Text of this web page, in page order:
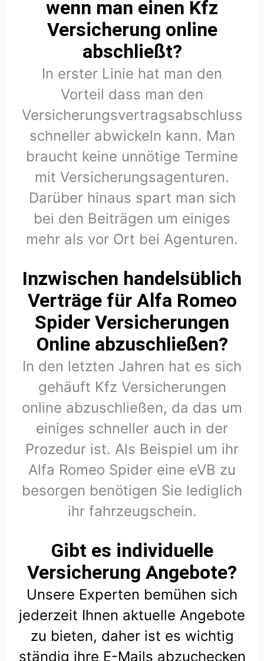
wenn man einen Kfz
Versicherung online
abschließt?
In erster Linie hat man den
Vorteil dass man den
Versicherungsvertragsabschluss
schneller abwickeln kann. Man
braucht keine unnötige Termine
mit Versicherungsagenturen.
Darüber hinaus spart man sich
bei den Beiträgen um einiges
mehr als vor Ort bei Agenturen.
Inzwischen handelsüblich
Verträge für Alfa Romeo
Spider Versicherungen
Online abzuschließen?
In den letzten Jahren hat es sich
gehäuft Kfz Versicherungen
online abzuschließen, da das um
einiges schneller auch in der
Prozedur ist. Als Beispiel um ihr
Alfa Romeo Spider eine eVB zu
besorgen benötigen Sie lediglich
ihr fahrzeugschein.
Gibt es individuelle
Versicherung Angebote?
Unsere Experten bemühen sich
jederzeit Ihnen aktuelle Angebote
zu bieten, daher ist es wichtig
ständig ihre E-Mails abzuchecken